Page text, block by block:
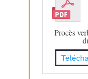
Procès